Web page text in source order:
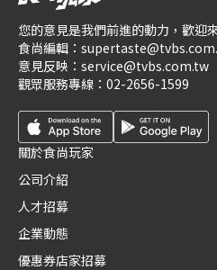
您的意見是我們前進的動力，歡迎
食尚編輯：
意見反映： service@tvbs.com.tw
觀眾服務專線： 02-2656-1599
關於食尚玩家
公司介紹
人才招募
企業動態
優惠券店家招募